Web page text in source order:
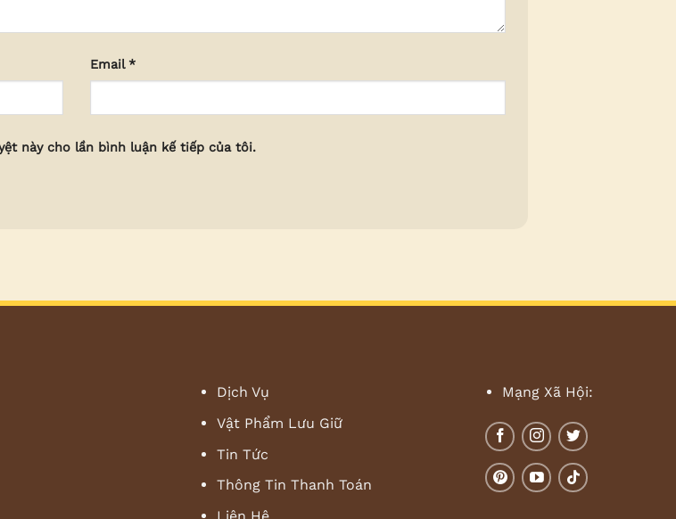
Email*
này cho lần bình luận kế tiếp của tôi.
Dịch Vụ
Vật Phẩm Lưu Giữ
Tin Tức
Thông Tin Thanh Toán
Mạng Xã Hội: